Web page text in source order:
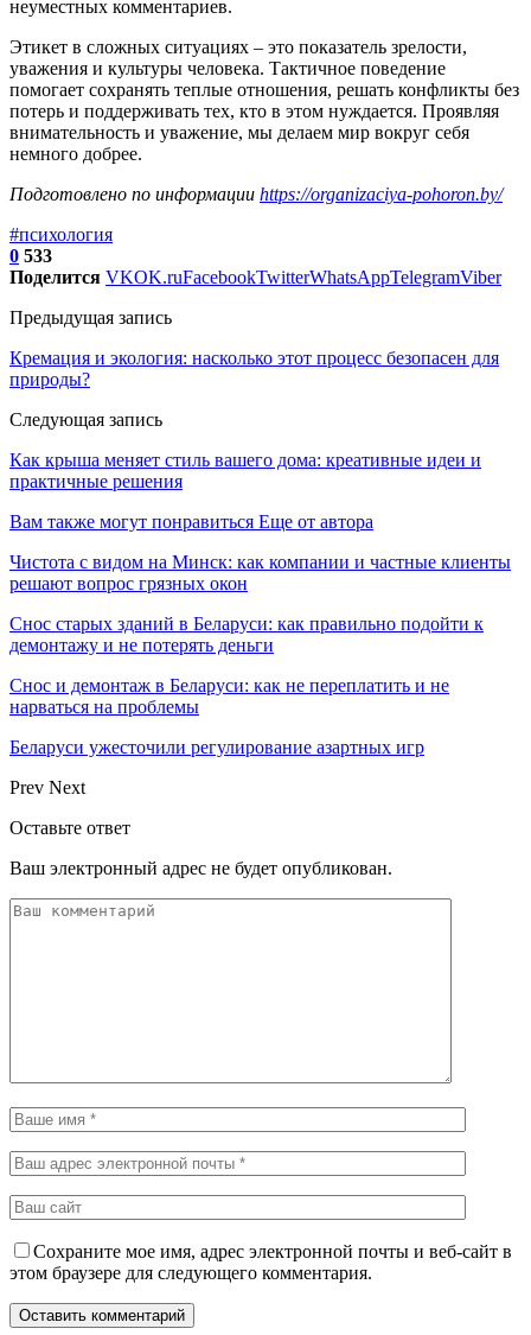
неуместных комментариев.
Этикет в сложных ситуациях – это показатель зрелости,
уважения и культуры человека. Тактичное поведение
помогает сохранять теплые отношения, решать конфликты без
потерь и поддерживать тех, кто в этом нуждается. Проявляя
внимательность и уважение, мы делаем мир вокруг себя
немного добрее.
Подготовлено по информации https://organizaciya-pohoron.by/
#психология
0 533
Поделится VKOK.ruFacebookTwitterWhatsAppTelegramViber
Предыдущая запись
Кремация и экология: насколько этот процесс безопасен для
природы?
Следующая запись
Как крыша меняет стиль вашего дома: креативные идеи и
практичные решения
Вам также могут понравиться Еще от автора
Чистота с видом на Минск: как компании и частные клиенты
решают вопрос грязных окон
Снос старых зданий в Беларуси: как правильно подойти к
демонтажу и не потерять деньги
Снос и демонтаж в Беларуси: как не переплатить и не
нарваться на проблемы
Беларуси ужесточили регулирование азартных игр
Prev Next
Оставьте ответ
Ваш электронный адрес не будет опубликован.
Сохраните мое имя, адрес электронной почты и веб-сайт в
этом браузере для следующего комментария.